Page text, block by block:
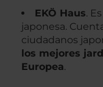
EKÖ Haus.
japonesa.
ciudadanos
los mejores
Europea.